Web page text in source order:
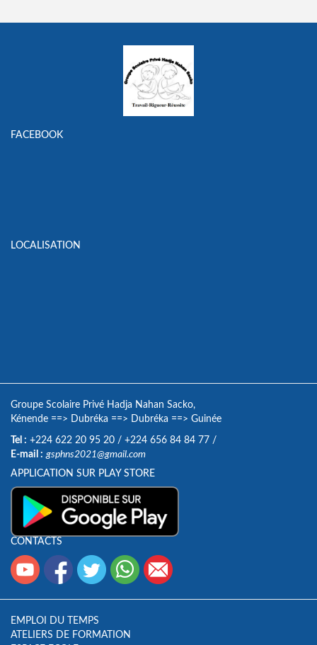
FACEBOOK
LOCALISATION
Groupe Scolaire Privé Hadja Nahan Sacko,
Kénende ==> Dubréka ==> Dubréka ==> Guinée
Tel : +224 622 20 95 20 / +224 656 84 84 77 /
E-mail : gsphns2021@gmail.com
APPLICATION SUR PLAY STORE
CONTACTS
EMPLOI DU TEMPS
ATELIERS DE FORMATION